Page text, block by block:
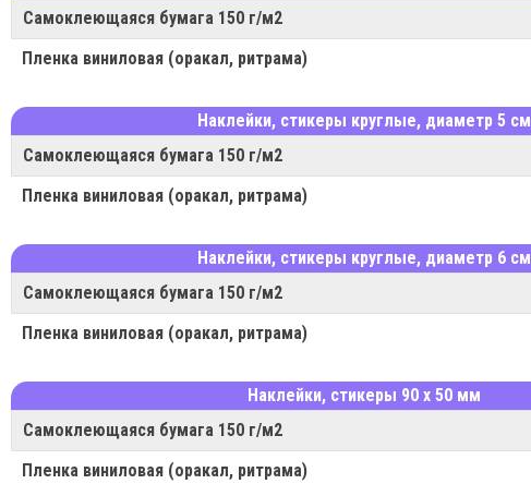
Самоклеющаяся бумага 150 г/м2
Пленка виниловая (оракал, ритрама)
Наклейки, стикеры круглые, диаметр 5 см
Самоклеющаяся бумага 150 г/м2
Пленка виниловая (оракал, ритрама)
Наклейки, стикеры круглые, диаметр 6 см
Самоклеющаяся бумага 150 г/м2
Пленка виниловая (оракал, ритрама)
Наклейки, стикеры 90 х 50 мм
Самоклеющаяся бумага 150 г/м2
Пленка виниловая (оракал, ритрама)